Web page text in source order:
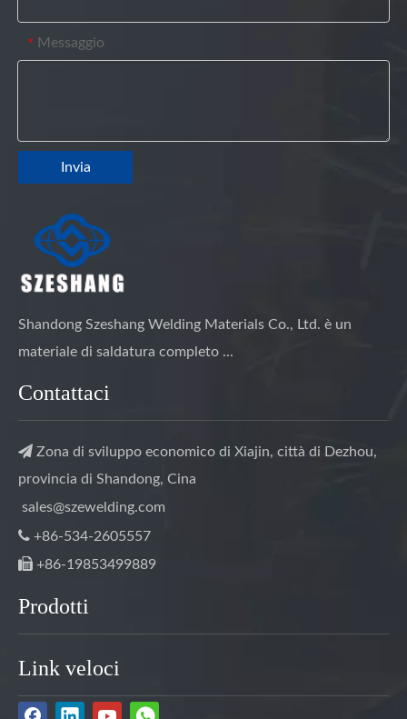
* Messaggio
Invia
Shandong Szeshang Welding Materials Co., Ltd. è un
materiale di saldatura completo ...
Contattaci
 Zona di sviluppo economico di Xiajin, città di Dezhou,
provincia di Shandong, Cina
sales@szewelding.com
 +86-534-2605557
 +86-19853499889
Prodotti
Link veloci